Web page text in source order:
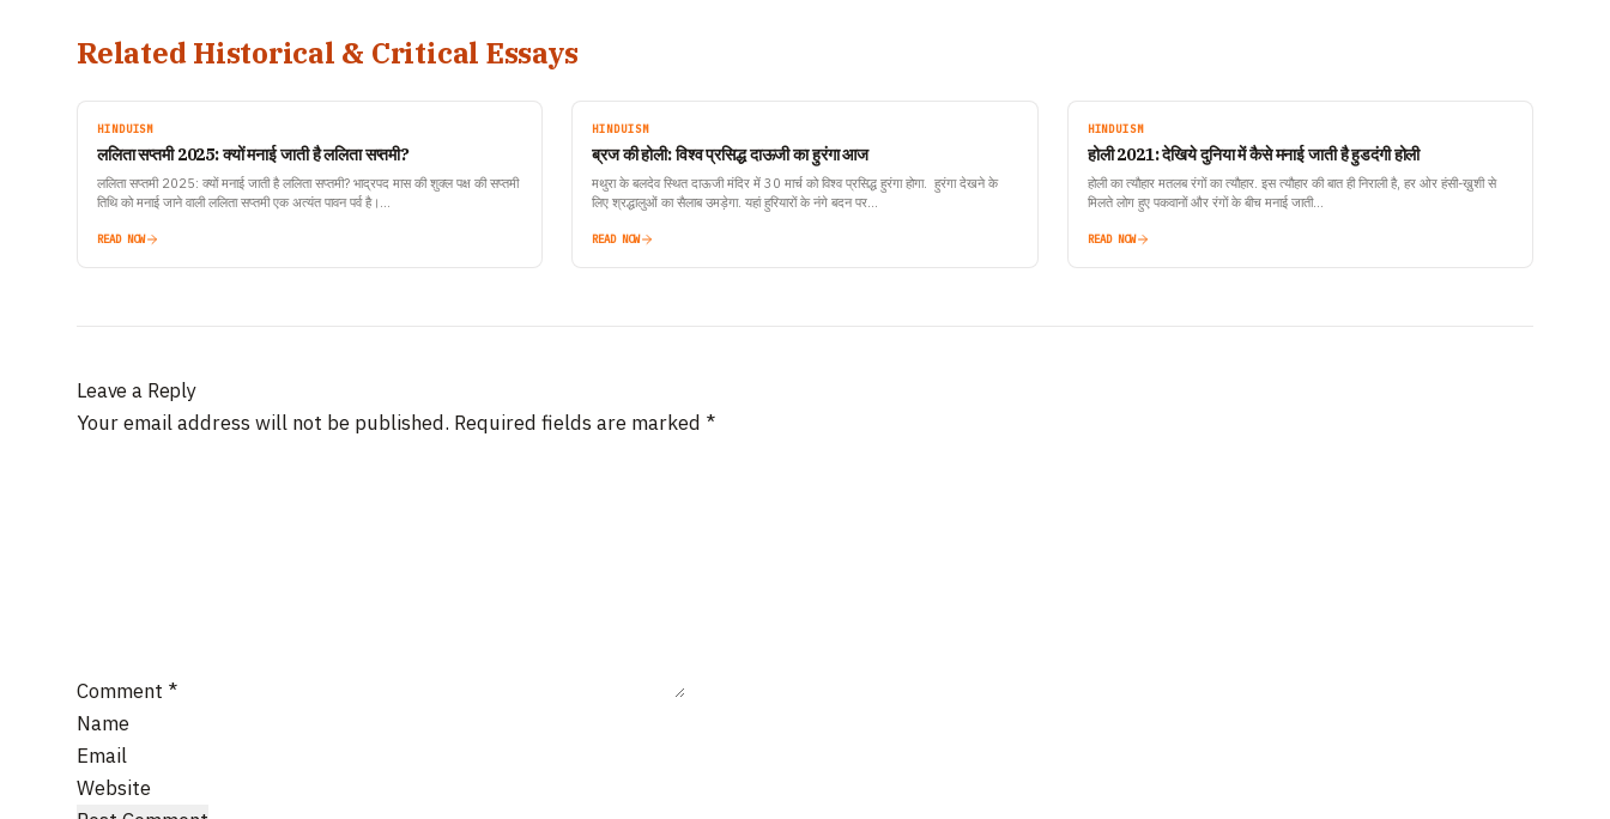
Related Historical & Critical Essays
HINDUISM
ललिता सप्तमी 2025: क्यों मनाई जाती है ललिता सप्तमी?
ललिता सप्तमी 2025: क्यों मनाई जाती है ललिता सप्तमी? भाद्रपद मास की शुक्ल पक्ष की सप्तमी
तिथि को मनाई जाने वाली ललिता सप्तमी एक अत्यंत पावन पर्व है।…
READ NOW
HINDUISM
ब्रज की होली: विश्व प्रसिद्ध दाऊजी का हुरंगा आज
मथुरा के बलदेव स्थित दाऊजी मंदिर में 30 मार्च को विश्व प्रसिद्ध हुरंगा होगा. हुरंगा देखने के
लिए श्रद्धालुओं का सैलाब उमड़ेगा. यहां हुरियारों के नंगे बदन पर…
READ NOW
HINDUISM
होली 2021: देखिये दुनिया में कैसे मनाई जाती है हुडदंगी होली
होली का त्यौहार मतलब रंगों का त्यौहार. इस त्यौहार की बात ही निराली है, हर ओर हंसी-ख़ुशी से
मिलते लोग हुए पकवानों और रंगों के बीच मनाई जाती…
READ NOW
Leave a Reply
Your email address will not be published. Required fields are marked *
Comment *
Name
Email
Website